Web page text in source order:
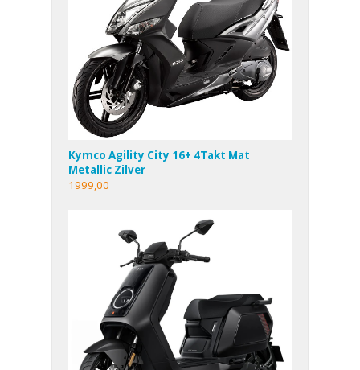
Kymco Agility City 16+ 4Takt Mat
Metallic Zilver
1999,00